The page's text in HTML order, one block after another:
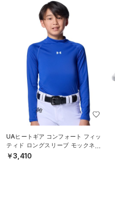
UAヒートギア コンフォート フィッ
ティド ロングスリーブ モックネッ
ク シャツ（ベースボール/BOYS）
￥3,410